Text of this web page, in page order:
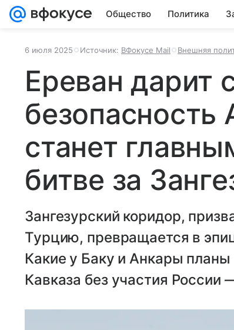
Общество Политика
6 июля 2025 Источник: ВФокусе Mail Внешняя
Ереван дарит
безопасность
станет
битве за
Зангезурский коридор,
Турцию, превращается в
Какие у Баку и Анкары
Кавказа без участия